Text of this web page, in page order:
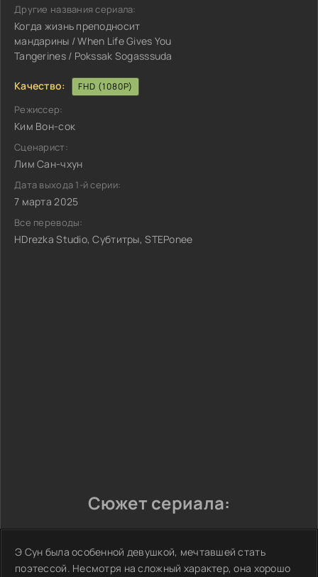
Другие названия сериала:
Когда жизнь преподносит
мандарины / When Life Gives You
Tangerines / Pokssak Sogasssuda
Качество: FHD (1080P)
Режиссер:
Ким Вон-сок
Сценарист:
Лим Сан-чхун
Дата выхода 1-й серии:
7 марта 2025
Все переводы:
HDrezka Studio, Субтитры, STEPonee
Сюжет сериала:
Э Сун была особенной девушкой, мечтавшей стать
поэтессой. Несмотря на сложный характер, она хорошо